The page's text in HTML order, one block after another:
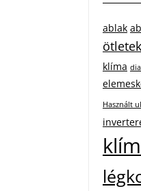
ablak
ötletek
klíma
Használt